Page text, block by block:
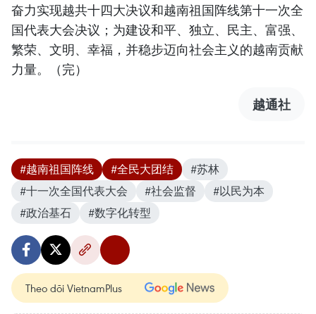
奋力实现越共十四大决议和越南祖国阵线第十一次全
国代表大会决议；为建设和平、独立、民主、富强、
繁荣、文明、幸福，并稳步迈向社会主义的越南贡献
力量。（完）
越通社
#越南祖国阵线 #全民大团结
#苏林
#十一次全国代表大会
#社会监督
#以民为本
#政治基石
#数字化转型
Theo dõi VietnamPlus